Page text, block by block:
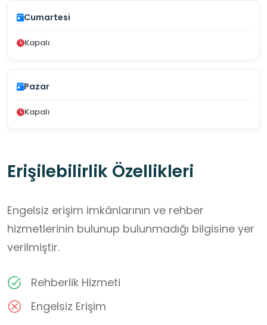
Cumartesi
Kapalı
Pazar
Kapalı
Erişilebilirlik Özellikleri
Engelsiz erişim imkânlarının ve rehber
hizmetlerinin bulunup bulunmadığı bilgisine yer
verilmiştir.
Rehberlik Hizmeti
Engelsiz Erişim